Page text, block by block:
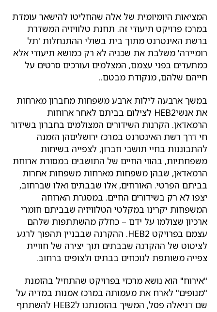
המציאות היומיומית של אלה שהחליטו להישאר עומדת
במרכז פרויקט תיעודי זה. תחנת טלוויזיה המשדרת
ברשת האינטרנט מתוך בית בשולי ההתנחלות 'תל
רומיידה' משלבת את שכניה לא רק כמושא תיעודי אלא
כמתעדים בפני עצמם, המצלמים ועורכים סרטים על
חייהם שלהם, מנקודת מבטם..
במשך ארבעה לילות ארבע משפחות מחברון מארחות
את אנשיHEB2 לצילום בביתם לאחר ארוחות
הרמאדאן. הקרנות השידורים המצולמים בחברון בשידור
חי דרך רשת האינטרנט במרכז ירושליםהן הזמנה
להתבוננות בחיי תושבי חברון, לצפייה בשיחות
משפחתיות, בהווי החיים של התושבים במסורת ארוחת
הרמאדאן, שבהן משפחות מארחות משפחות אחרות
בביתם הפרטי. האורחים, אלו שבבתים ואלו שברחוב,
יצפו לא רק בשידורים החיים. במסגרת הארוחה
המשפחות יקרינו במקלטי הטלוויזיה שבביתם חומרי
ארכיון שצולמו על ידם – כחלק מהשתתפות שלהם
עצמם בפרויקט HEB2. ההקרנה שבבניין תהפוך לרגע
לציטוט של ההקרנה שבבתים תוך יצירה של חוויית
צפייה משותפת לנוכחים בבתים ולצופים ברחוב.
"אירוח" הוא נושא מרכזי בפרויקט שהתחיל בהזמנת
"מנופים" לארח את מעמותה במרכז אמנות במדיה על
שם דניאלה פסל, המשיך בהזמנתנו לHEB2 להשתתף